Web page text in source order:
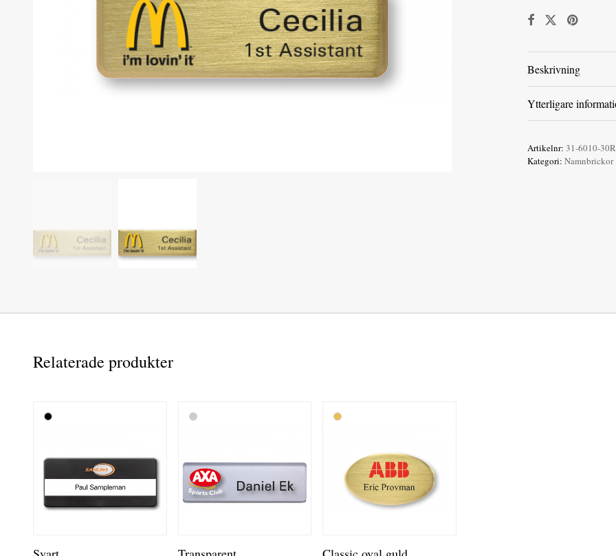
Beskrivning
Ytterligare
Artikelnr: 31-6010-30R
Kategori: Namnbrickor
Relaterade produkter